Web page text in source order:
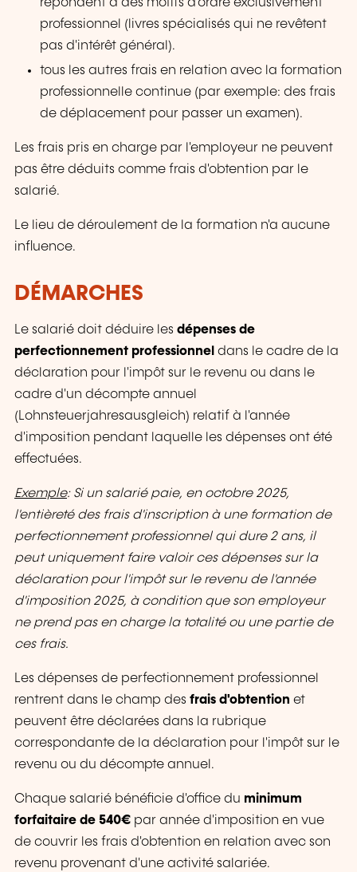
répondent à des motifs d'ordre exclusivement
professionnel (livres spécialisés qui ne revêtent
pas d'intérêt général).
tous les autres frais en relation avec la formation
professionnelle continue (par exemple: des frais
de déplacement pour passer un examen).
Les frais pris en charge par l'employeur ne peuvent
pas être déduits comme frais d'obtention par le
salarié.
Le lieu de déroulement de la formation n'a aucune
influence.
DÉMARCHES
Le salarié doit déduire les dépenses de
perfectionnement professionnel dans le cadre de la
déclaration pour l'impôt sur le revenu ou dans le
cadre d'un décompte annuel
(Lohnsteuerjahresausgleich) relatif à l'année
d'imposition pendant laquelle les dépenses ont été
effectuées.
Exemple: Si un salarié paie, en octobre 2025,
l'entièreté des frais d'inscription à une formation de
perfectionnement professionnel qui dure 2 ans, il
peut uniquement faire valoir ces dépenses sur la
déclaration pour l'impôt sur le revenu de l'année
d'imposition 2025, à condition que son employeur
ne prend pas en charge la totalité ou une partie de
ces frais.
Les dépenses de perfectionnement professionnel
rentrent dans le champ des frais d'obtention et
peuvent être déclarées dans la rubrique
correspondante de la déclaration pour l'impôt sur le
revenu ou du décompte annuel.
Chaque salarié bénéficie d'office du minimum
forfaitaire de 540€ par année d'imposition en vue
de couvrir les frais d'obtention en relation avec son
revenu provenant d'une activité salariée.